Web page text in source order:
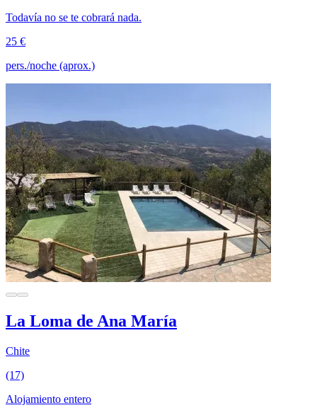
Todavía no se te cobrará nada.
25 €
pers./noche (aprox.)
La Loma de Ana María
Chite
(17)
Alojamiento entero